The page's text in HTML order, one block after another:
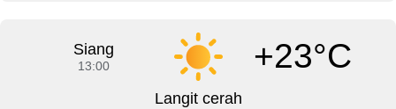
Siang
13:00 +23°C
Langit cerah